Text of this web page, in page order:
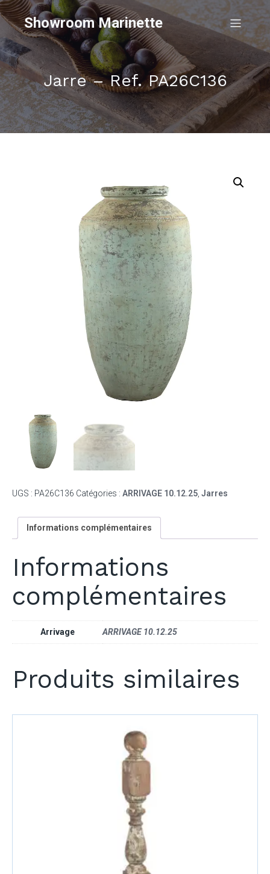
Showroom Marinette
Jarre – Ref. PA26C136
UGS : PA26C136 Catégories : ARRIVAGE 10.12.25 Jarres
Informations complémentaires
Informations
complémentaires
Arrivage ARRIVAGE 10.12.25
Produits similaires